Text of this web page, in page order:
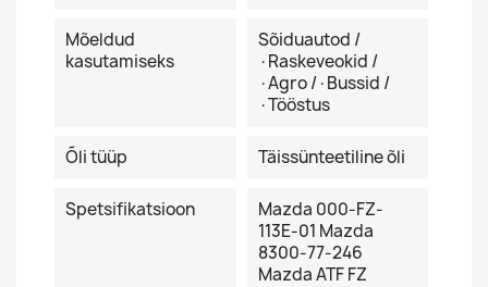
Mõeldud
kasutamiseks
Sõiduautod /
·Raskeveokid /
·Agro /·Bussid /
·Tööstus
Õli tüüp Täissünteetiline õli
Spetsifikatsioon
Mazda 000-FZ-
113E-01 Mazda
8300-77-246
Mazda ATF FZ